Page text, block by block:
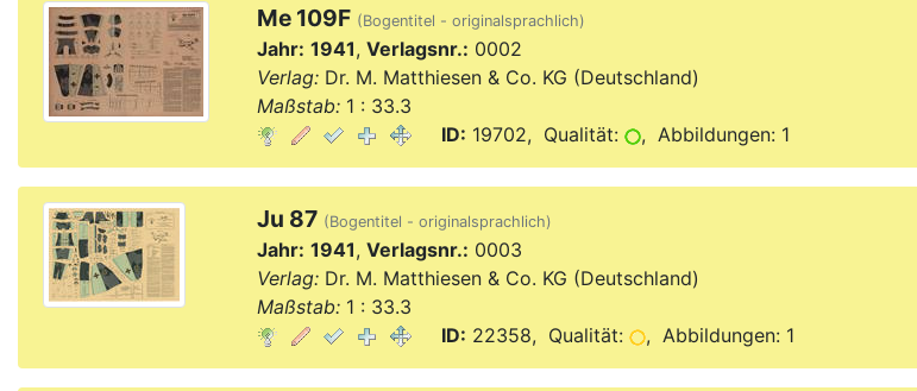
Me 109F (Bogentitel - originalsprachlich)
Jahr: 1941, Verlagsnr.: 0002
Verlag:Dr. M. Matthiesen & Co. KG (Deutschland)
Maßstab:1 : 33.3
ID: 19702, Qualität: , Abbildungen: 1
Ju 87 (Bogentitel - originalsprachlich)
Jahr: 1941, Verlagsnr.: 0003
Verlag:Dr. M. Matthiesen & Co. KG (Deutschland)
Maßstab:1 : 33.3
ID: 22358, Qualität: , Abbildungen: 1